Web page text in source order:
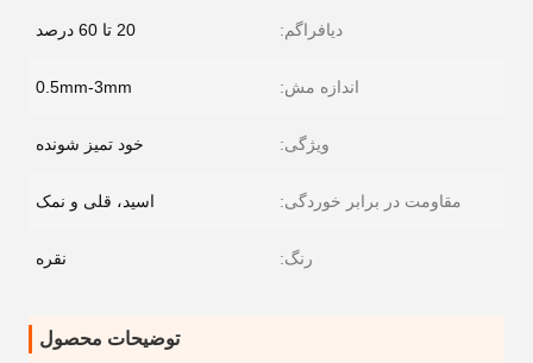
دیافراگم: 20 تا 60 درصد
اندازه مش: 0.5mm-3mm
ویژگی: خود تمیز شونده
مقاومت در برابر خوردگی: اسید، قلی و نمک
رنگ: نقره
توضیحات محصول